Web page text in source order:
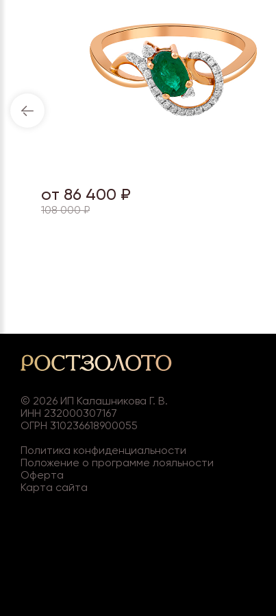
от 86 400 ₽
108 000 ₽
© 2026 ИП Калашникова Г. В.
ИНН 232000307167
ОГРН 310236618900055
Политика конфиденциальности
Положение о программе лояльности
Оферта
Карта сайта